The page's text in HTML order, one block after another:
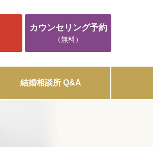
カウンセリング予約
（無料）
結婚相談所 Q&A